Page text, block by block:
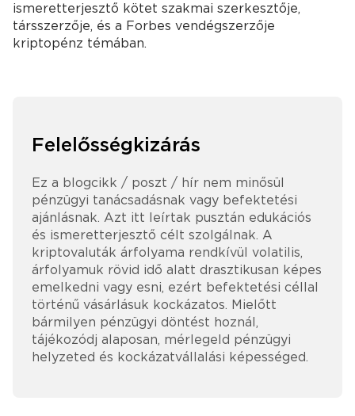
ismeretterjesztő kötet szakmai szerkesztője,
társszerzője, és a Forbes vendégszerzője
kriptopénz témában.
Felelősségkizárás
Ez a blogcikk / poszt / hír nem minősül
pénzügyi tanácsadásnak vagy befektetési
ajánlásnak. Azt itt leírtak pusztán edukációs
és ismeretterjesztő célt szolgálnak. A
kriptovaluták árfolyama rendkívül volatilis,
árfolyamuk rövid idő alatt drasztikusan képes
emelkedni vagy esni, ezért befektetési céllal
történű vásárlásuk kockázatos. Mielőtt
bármilyen pénzügyi döntést hoznál,
tájékozódj alaposan, mérlegeld pénzügyi
helyzeted és kockázatvállalási képességed.